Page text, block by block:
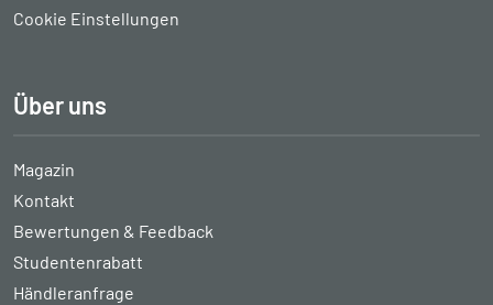
Cookie Einstellungen
Über uns
Magazin
Kontakt
Bewertungen & Feedback
Studentenrabatt
Händleranfrage